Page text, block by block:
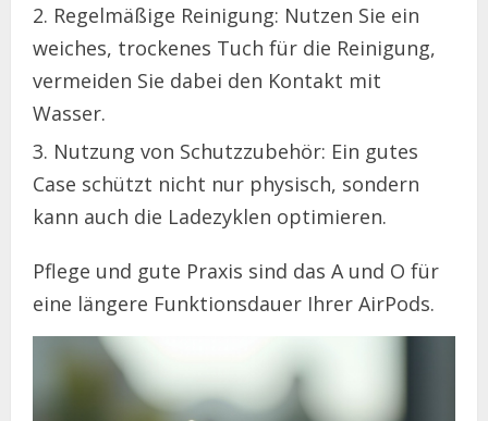
Regelmäßige Reinigung: Nutzen Sie ein
weiches, trockenes Tuch für die Reinigung,
vermeiden Sie dabei den Kontakt mit
Wasser.
Nutzung von Schutzzubehör: Ein gutes
Case schützt nicht nur physisch, sondern
kann auch die Ladezyklen optimieren.
Pflege und gute Praxis sind das A und O für
eine längere Funktionsdauer Ihrer AirPods.